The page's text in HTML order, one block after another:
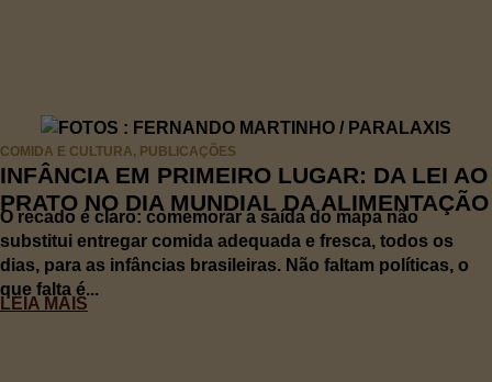
COMIDA E CULTURA, PUBLICAÇÕES
INFÂNCIA EM PRIMEIRO LUGAR: DA LEI AO
PRATO NO DIA MUNDIAL DA ALIMENTAÇÃO
O recado é claro: comemorar a saída do mapa não
substitui entregar comida adequada e fresca, todos os
dias, para as infâncias brasileiras. Não faltam políticas, o
que falta é...
LEIA MAIS